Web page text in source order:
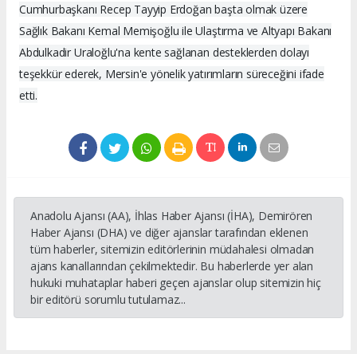
Cumhurbaşkanı Recep Tayyip Erdoğan başta olmak üzere
Sağlık Bakanı Kemal Memişoğlu ile Ulaştırma ve Altyapı Bakanı
Abdulkadir Uraloğlu'na kente sağlanan desteklerden dolayı
teşekkür ederek, Mersin'e yönelik yatırımların süreceğini ifade
etti.
Anadolu Ajansı (AA), İhlas Haber Ajansı (İHA), Demirören
Haber Ajansı (DHA) ve diğer ajanslar tarafından eklenen
tüm haberler, sitemizin editörlerinin müdahalesi olmadan
ajans kanallarından çekilmektedir. Bu haberlerde yer alan
hukuki muhataplar haberi geçen ajanslar olup sitemizin hiç
bir editörü sorumlu tutulamaz...